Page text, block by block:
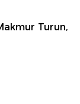
Turun,